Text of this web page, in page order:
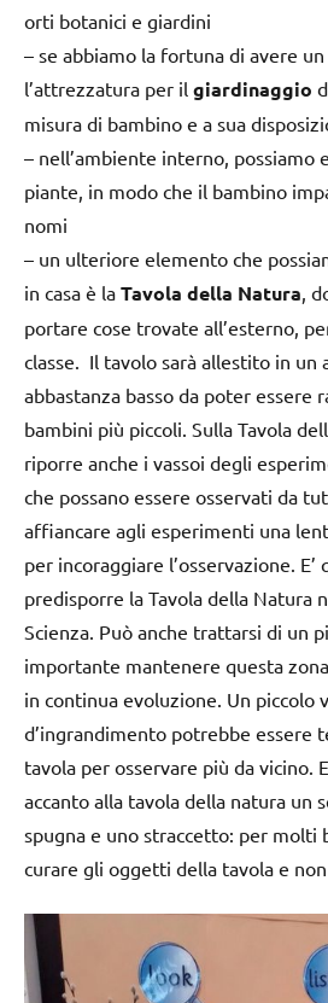
orti botanici e giardini
– se abbiamo la fortuna di avere
l’attrezzatura per il giardinaggio
misura di bambino e a sua
– nell’ambiente interno,
piante, in modo che il bambino
nomi
– un ulteriore elemento che
in casa è la Tavola della Natura ,
portare cose trovate all’esterno,
classe. Il tavolo sarà allestito in un
abbastanza basso da poter essere
bambini più piccoli. Sulla Tavola
riporre anche i vassoi degli
che possano essere osservati da
affiancare agli esperimenti una
per incoraggiare l’osservazione. E’
predisporre la Tavola della Natura
Scienza. Può anche trattarsi di un
importante mantenere questa
in continua evoluzione. Un piccolo
d’ingrandimento potrebbe essere
tavola per osservare più da vicino.
accanto alla tavola della natura un
spugna e uno straccetto: per molti
curare gli oggetti della tavola e non